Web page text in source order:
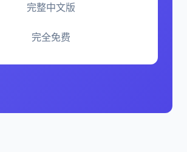
完整中文版
完全免费